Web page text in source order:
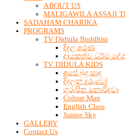
ABOUT US
MALIGAWILA ASSAJI
SADAHAM CHARIKA
PROGRAMS
TV Didiula Buddhist
දිදුල අරණ
දායකත්ව ධර්ම
TV DIDULA KIDS
අපේ බුදු සාදු
දිදුලන දරුවෝ
ගුරුසිත නොරිදවා
Colour Man
English Class
Junior Sky
GALLERY
Contact Us